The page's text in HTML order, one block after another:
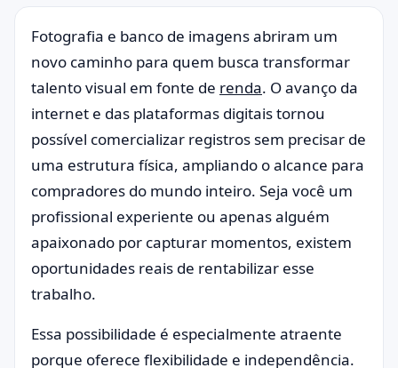
Fotografia e banco de imagens abriram um
novo caminho para quem busca transformar
talento visual em fonte de renda. O avanço da
internet e das plataformas digitais tornou
possível comercializar registros sem precisar de
uma estrutura física, ampliando o alcance para
compradores do mundo inteiro. Seja você um
profissional experiente ou apenas alguém
apaixonado por capturar momentos, existem
oportunidades reais de rentabilizar esse
trabalho.
Essa possibilidade é especialmente atraente
porque oferece flexibilidade e independência.